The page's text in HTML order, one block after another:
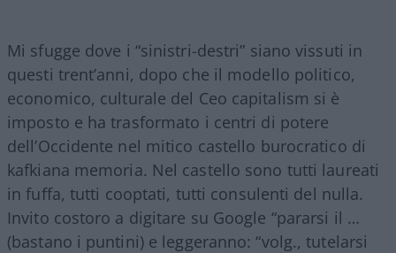
Mi sfugge dove i “sinistri-destri” siano vissuti in
questi trent’anni, dopo che il modello politico,
economico, culturale del Ceo capitalism si è
imposto e ha trasformato i centri di potere
dell’Occidente nel mitico castello burocratico di
kafkiana memoria. Nel castello sono tutti laureati
in fuffa, tutti cooptati, tutti consulenti del nulla.
Invito costoro a digitare su Google “pararsi il …
(bastano i puntini) e leggeranno: “volg., tutelarsi